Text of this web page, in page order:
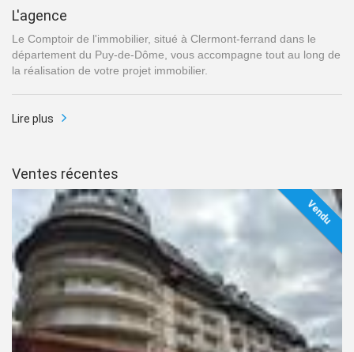
L'agence
Le Comptoir de l'immobilier, situé à Clermont-ferrand dans le
département du Puy-de-Dôme, vous accompagne tout au long de
la réalisation de votre projet immobilier.
Lire plus
Ventes récentes
Vendu